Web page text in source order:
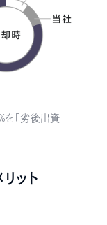
を「劣後出資
ット